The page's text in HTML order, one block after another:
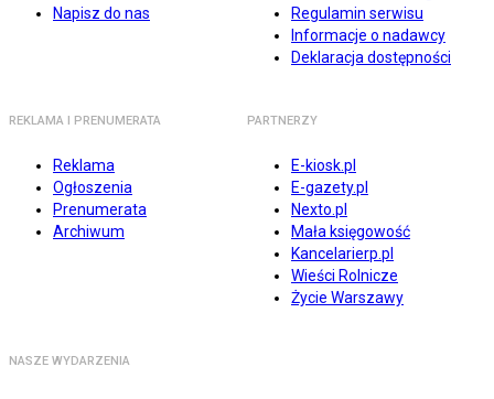
Napisz do nas
Regulamin serwisu
Informacje o nadawcy
Deklaracja dostępności
REKLAMA I PRENUMERATA
Reklama
Ogłoszenia
Prenumerata
Archiwum
PARTNERZY
E-kiosk.pl
E-gazety.pl
Nexto.pl
Mała księgowość
Kancelarierp.pl
Wieści Rolnicze
Życie Warszawy
NASZE WYDARZENIA